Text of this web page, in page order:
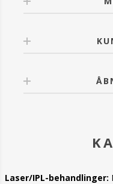
Laser/IPL-behandlinger: